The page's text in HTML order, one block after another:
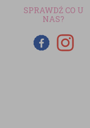
SPRAWDŹ CO U
NAS?